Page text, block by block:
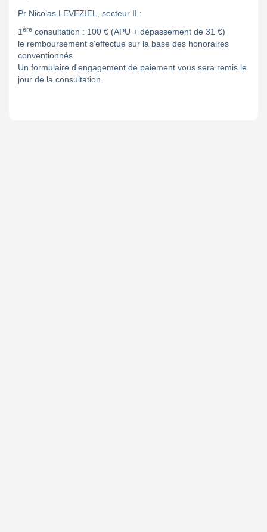
Pr Nicolas LEVEZIEL, secteur II :
1 ère consultation : 100 € (APU + dépassement de 31 €)
le remboursement s’effectue sur la base des honoraires
conventionnés
Un formulaire d'engagement de paiement vous sera remis le
jour de la consultation.